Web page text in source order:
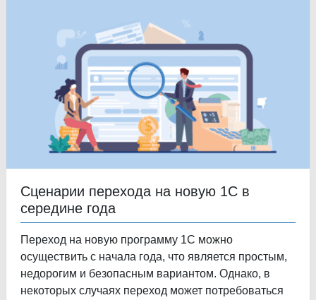
Сценарии перехода на новую 1С в
середине года
Переход на новую программу 1С можно
осуществить с начала года, что является простым,
недорогим и безопасным вариантом. Однако, в
некоторых случаях переход может потребоваться